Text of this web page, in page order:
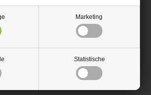
Marketing
Statistische
UNP-Stahlträger
säurebeständig
Lieferung 4-10 Tage
Hier bestellen